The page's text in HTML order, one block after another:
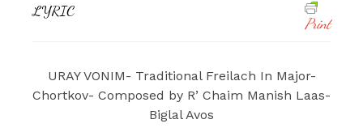
LYRIC
Print
URAY VONIM- Traditional Freilach In Major-
Chortkov- Composed by R’ Chaim Manish Laas-
Biglal Avos